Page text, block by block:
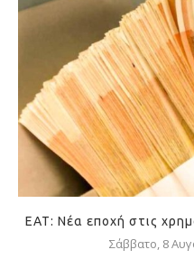
ΕΑΤ: Νέα εποχή στις
Σάββατο, 8